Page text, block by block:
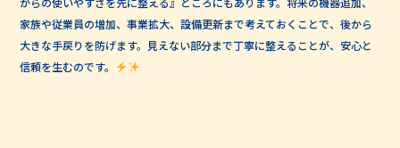
家族や従業員の増加、事業拡大、設備更新まで考えておくことで、後から
大きな手戻りを防げます。見えない部分まで丁寧に整えることが、安心と
信頼を生むのです。